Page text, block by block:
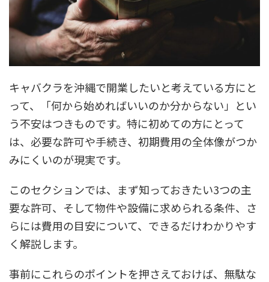
キャバクラを沖縄で開業したいと考えている方にと
って、「何から始めればいいのか分からない」とい
う不安はつきものです。特に初めての方にとって
は、必要な許可や手続き、初期費用の全体像がつか
みにくいのが現実です。
このセクションでは、まず知っておきたい3つの主
要な許可、そして物件や設備に求められる条件、さ
らには費用の目安について、できるだけわかりやす
く解説します。
事前にこれらのポイントを押さえておけば、無駄な